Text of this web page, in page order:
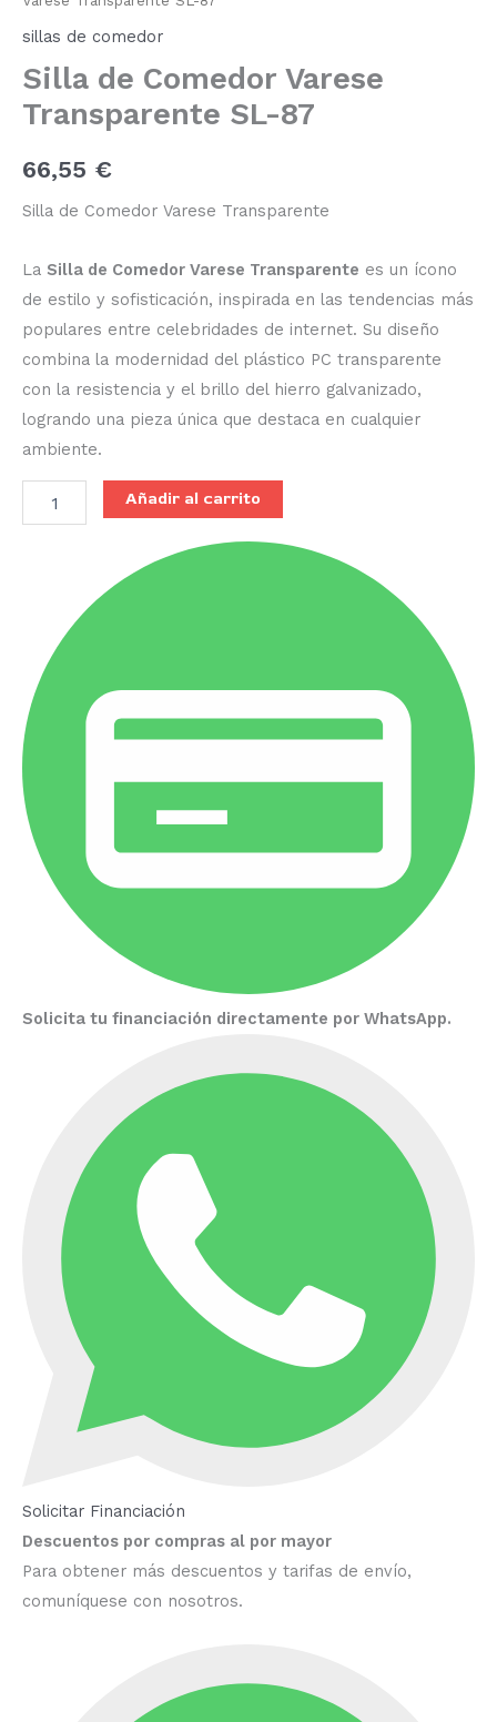
sillas de comedor
Silla de Comedor Varese
Transparente SL-87
66,55 €
Silla de Comedor Varese Transparente
La Silla de Comedor Varese Transparente es un ícono
de estilo y sofisticación, inspirada en las tendencias más
populares entre celebridades de internet. Su diseño
combina la modernidad del plástico PC transparente
con la resistencia y el brillo del hierro galvanizado,
logrando una pieza única que destaca en cualquier
ambiente.
Añadir al carrito
Solicita tu financiación directamente por WhatsApp.
Solicitar Financiación
Descuentos por compras al por mayor
Para obtener más descuentos y tarifas de envío,
comuníquese con nosotros.